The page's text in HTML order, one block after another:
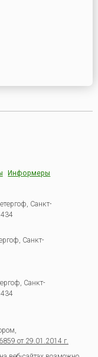
Информеры
Санкт-
Санкт-
, Санкт-
от 29.01.2014 г.